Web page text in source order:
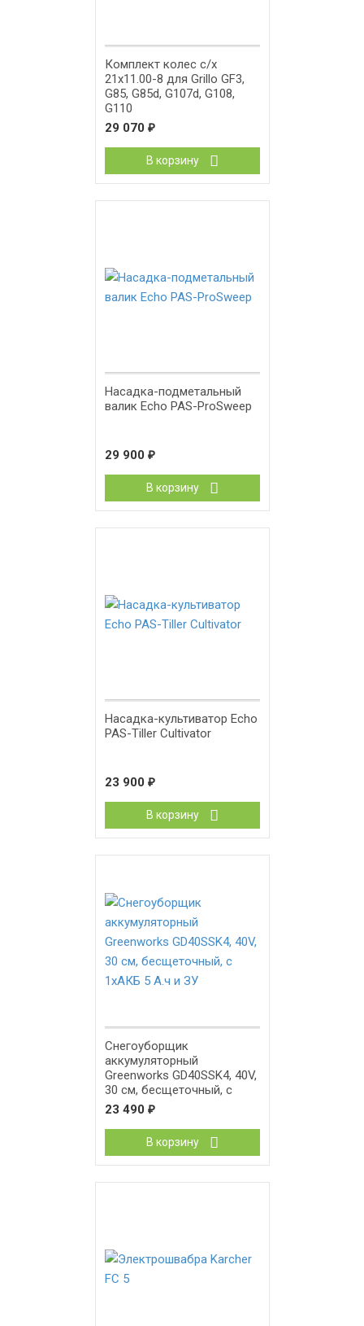
Комплект колес с/x
21x11.00-8 для Grillo GF3,
G85, G85d, G107d, G108,
G110
29 070 ₽
В корзину
Насадка-подметальный
валик Echo PAS-ProSweep
29 900 ₽
В корзину
Насадка-культиватор Echo
PAS-Tiller Cultivator
23 900 ₽
В корзину
Снегоуборщик
аккумуляторный
Greenworks GD40SSK4, 40V,
30 см, бесщеточный, с
1хАКБ 5 А.ч и ЗУ
23 490 ₽
В корзину